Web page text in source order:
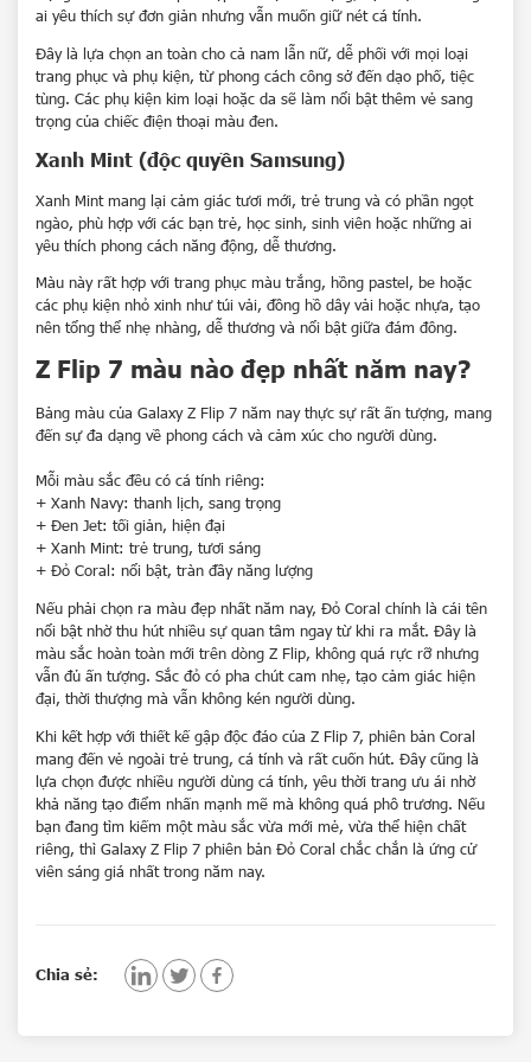
ai yêu thích sự đơn giản nhưng vẫn muốn giữ nét cá tính.
Đây là lựa chọn an toàn cho cả nam lẫn nữ, dễ phối với mọi loại
trang phục và phụ kiện, từ phong cách công sở đến dạo phố, tiệc
tùng. Các phụ kiện kim loại hoặc da sẽ làm nổi bật thêm vẻ sang
trọng của chiếc điện thoại màu đen.
Xanh Mint (độc quyền Samsung)
Xanh Mint mang lại cảm giác tươi mới, trẻ trung và có phần ngọt
ngào, phù hợp với các bạn trẻ, học sinh, sinh viên hoặc những ai
yêu thích phong cách năng động, dễ thương.
Màu này rất hợp với trang phục màu trắng, hồng pastel, be hoặc
các phụ kiện nhỏ xinh như túi vải, đồng hồ dây vải hoặc nhựa, tạo
nên tổng thể nhẹ nhàng, dễ thương và nổi bật giữa đám đông.
Z Flip 7 màu nào đẹp nhất năm nay?
Bảng màu của Galaxy Z Flip 7 năm nay thực sự rất ấn tượng, mang
đến sự đa dạng về phong cách và cảm xúc cho người dùng.
Mỗi màu sắc đều có cá tính riêng:
+ Xanh Navy: thanh lịch, sang trọng
+ Đen Jet: tối giản, hiện đại
+ Xanh Mint: trẻ trung, tươi sáng
+ Đỏ Coral: nổi bật, tràn đầy năng lượng
Nếu phải chọn ra màu đẹp nhất năm nay, Đỏ Coral chính là cái tên
nổi bật nhờ thu hút nhiều sự quan tâm ngay từ khi ra mắt. Đây là
màu sắc hoàn toàn mới trên dòng Z Flip, không quá rực rỡ nhưng
vẫn đủ ấn tượng. Sắc đỏ có pha chút cam nhẹ, tạo cảm giác hiện
đại, thời thượng mà vẫn không kén người dùng.
Khi kết hợp với thiết kế gập độc đáo của Z Flip 7, phiên bản Coral
mang đến vẻ ngoài trẻ trung, cá tính và rất cuốn hút. Đây cũng là
lựa chọn được nhiều người dùng cá tính, yêu thời trang ưu ái nhờ
khả năng tạo điểm nhấn mạnh mẽ mà không quá phô trương. Nếu
bạn đang tìm kiếm một màu sắc vừa mới mẻ, vừa thể hiện chất
riêng, thì Galaxy Z Flip 7 phiên bản Đỏ Coral chắc chắn là ứng cử
viên sáng giá nhất trong năm nay.
Chia sẻ:
Sản phẩm xem gần nhất
Hoặc nhập tên để tìm kiếm